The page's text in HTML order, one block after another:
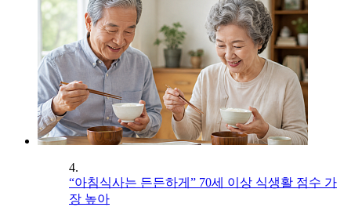
4.
“아침식사는 든든하게” 70세 이상 식생활 점수 가
장 높아